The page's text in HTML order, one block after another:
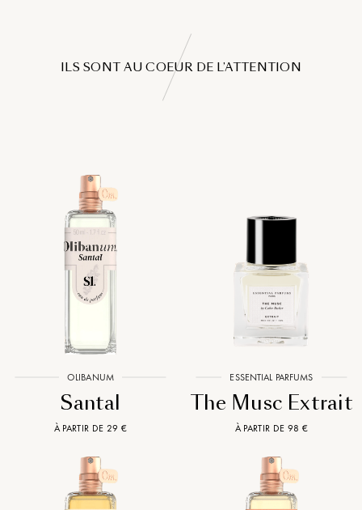
ILS SONT AU COEUR DE L’ATTENTION
OLIBANUM
Santal
À PARTIR DE 29 €
ESSENTIAL PARFUMS
The Musc Extrait
À PARTIR DE 98 €